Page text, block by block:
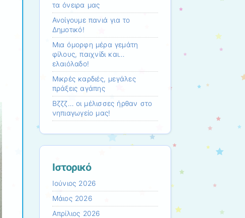
τα όνειρα μας
Ανοίγουμε πανιά για το
Δημοτικό!
Mια όμορφη μέρα γεμάτη
φίλους, παιχνίδι και…
ελαιόλαδο!
Μικρές καρδιές, μεγάλες
πράξεις αγάπης
Βζζζ… οι μέλισσες ήρθαν στο
νηπιαγωγείο μας!
Ιστορικό
Ιούνιος 2026
Μάιος 2026
Απρίλιος 2026